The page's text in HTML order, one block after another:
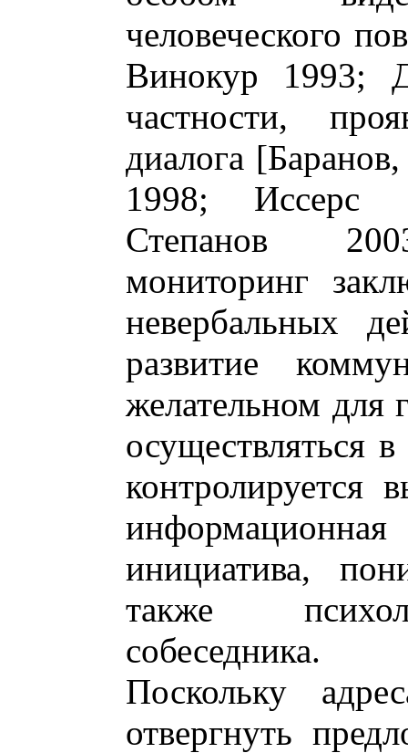
человеческого
Винокур 1993;
частности,
диалога
1998; Иссерс
Степанов
мониторинг
невербальных
развитие
желательном для
осуществляться
контролируется
инициатива,
также
собеседника.
Поскольку
отвергнуть